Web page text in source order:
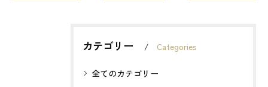
カテゴリー Categories
全てのカテゴリー